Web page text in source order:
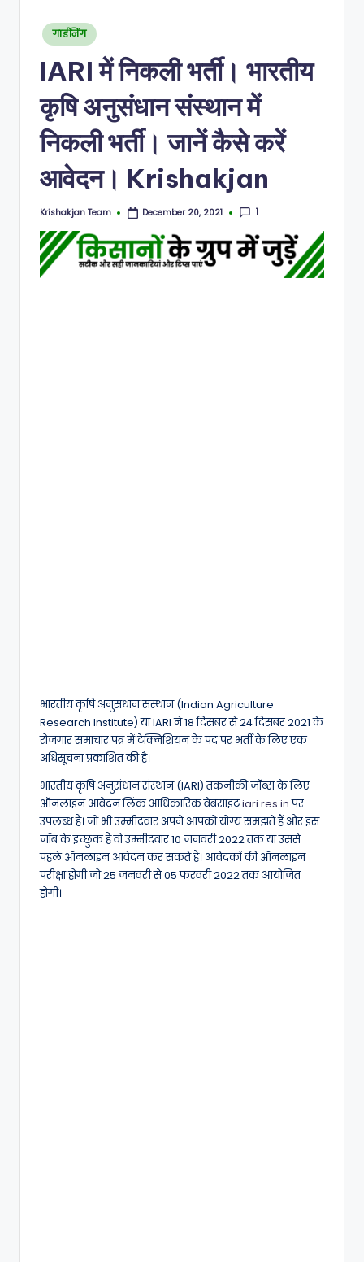
Posted
in
गार्डनिंग
IARI में निकली भर्ती। भारतीय
कृषि अनुसंधान संस्थान में
निकली भर्ती। जानें कैसे करें
आवेदन। Krishakjan
Posted
Krishakjan Team December 20, 2021 1
भारतीय कृषि अनुसंधान संस्थान (Indian Agriculture
Research Institute) या IARI ने 18 दिसंबर से 24 दिसंबर 2021 के
रोजगार समाचार पत्र में टेक्निशियन के पद पर भर्ती के लिए एक
अधिसूचना प्रकाशित की है।
भारतीय कृषि अनुसंधान संस्थान (IARI) तकनीकी जॉब्स के लिए
ऑनलाइन आवेदन लिंक आधिकारिक वेबसाइटiari.res.inपर
उपलब्ध है। जो भी उम्मीदवार अपने आपको योग्य समझते हैं और इस
जॉब के इच्छुक हैं वो उम्मीदवार 10 जनवरी 2022 तक या उससे
पहले ऑनलाइन आवेदन कर सकते हैं। आवेदकों की ऑनलाइन
परीक्षा होगी जो 25 जनवरी से 05 फरवरी 2022 तक आयोजित
होगी।